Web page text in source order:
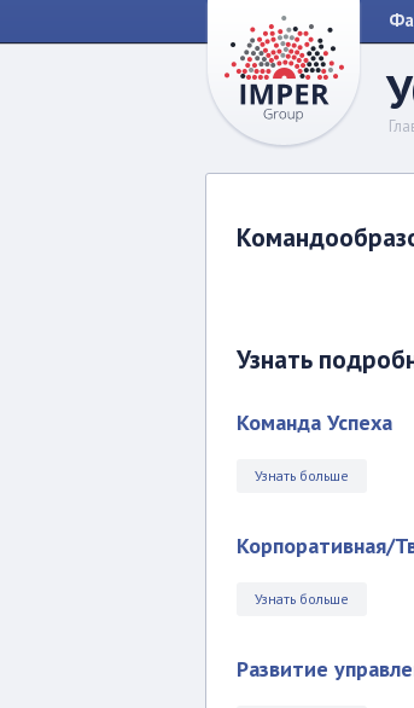
Узнать
Команда Успеха
Узнать больше
Корпоративная/
Узнать больше
Развитие